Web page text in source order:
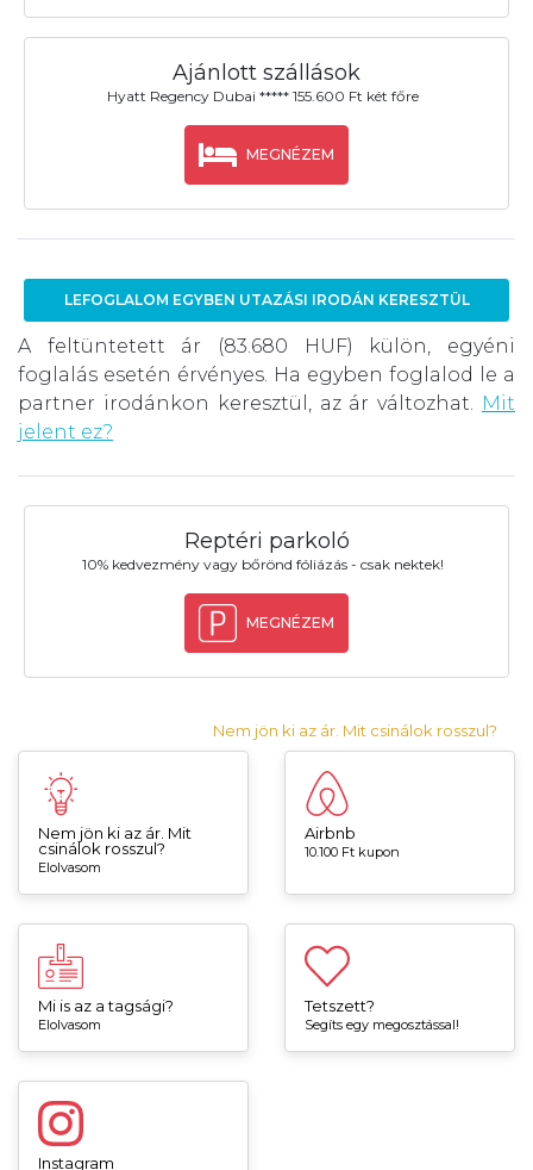
Ajánlott szállások
Hyatt Regency Dubai ***** 155.600 Ft két főre
MEGNÉZEM
LEFOGLALOM EGYBEN UTAZÁSI IRODÁN KERESZTÜL
A feltüntetett ár (83.680 HUF) külön, egyéni
foglalás esetén érvényes. Ha egyben foglalod le a
partner irodánkon keresztül, az ár változhat. Mit
jelent ez?
Reptéri parkoló
10% kedvezmény vagy bőrönd fóliázás - csak nektek!
MEGNÉZEM
Nem jön ki az ár. Mit csinálok rosszul?
Nem jön ki az ár. Mit
csinálok rosszul?
Elolvasom
Airbnb
10.100 Ft kupon
Mi is az a tagsági?
Elolvasom
Tetszett?
Segíts egy megosztással!
Instagram